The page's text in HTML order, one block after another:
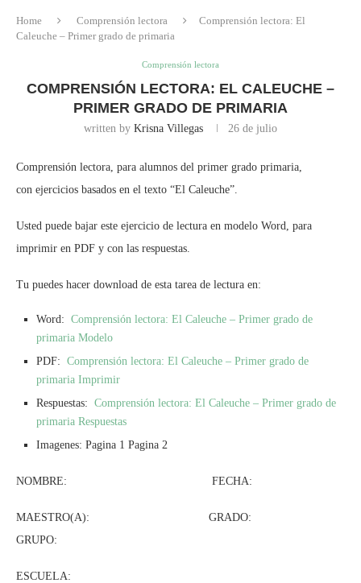
Home Comprensión lectora
Comprensión lectora: El
Caleuche – Primer grado de primaria
Comprensión lectora
COMPRENSIÓN LECTORA: EL CALEUCHE –
PRIMER GRADO DE PRIMARIA
written by Krisna Villegas 26 de julio
Comprensión lectora, para alumnos del primer grado primaria,
con ejercicios basados en el texto “El Caleuche”.
Usted puede bajar este ejercicio de lectura en modelo Word, para
imprimir en PDF y con las respuestas.
Tu puedes hacer download de esta tarea de lectura en:
Word: Comprensión lectora: El Caleuche – Primer grado de
primaria Modelo
PDF: Comprensión lectora: El Caleuche – Primer grado de
primaria Imprimir
Respuestas: Comprensión lectora: El Caleuche – Primer grado de
primaria Respuestas
Imagenes: Pagina 1 Pagina 2
NOMBRE: FECHA:
MAESTRO(A): GRADO:
GRUPO:
ESCUELA: